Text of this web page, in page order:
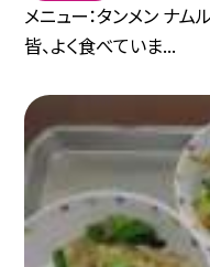
メニュー：タンメン ナム
皆、よく食べていま...